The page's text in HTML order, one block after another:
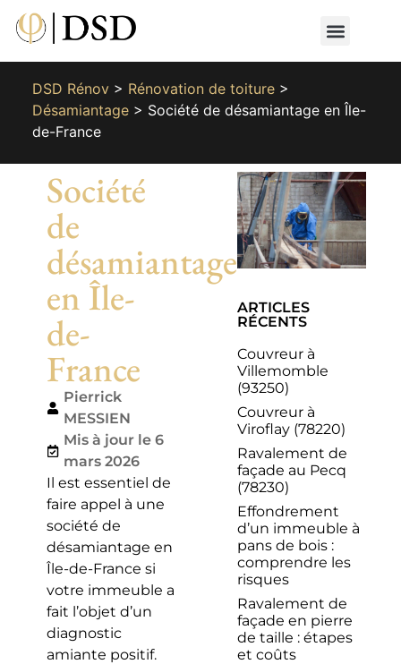
DSD Rénov> Rénovation de toiture>
Désamiantage> Société de désamiantage en Île-
de-France
Société
de
désamiantage
en Île-
de-
France
Pierrick
MESSIEN
Mis à jour le 6
mars 2026
Il est essentiel de
faire appel à une
société de
désamiantage en
Île-de-France si
votre immeuble a
fait l’objet d’un
diagnostic
amiante positif.
ARTICLES
RÉCENTS
Couvreur à
Villemomble
(93250)
Couvreur à
Viroflay (78220)
Ravalement de
façade au Pecq
(78230)
Effondrement
d’un immeuble à
pans de bois :
comprendre les
risques
Ravalement de
façade en pierre
de taille : étapes
et coûts